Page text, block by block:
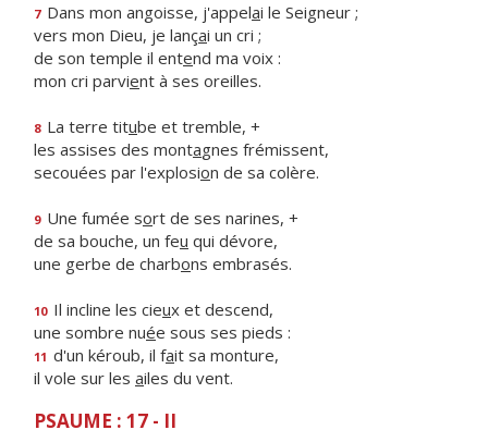
7 Dans mon angoisse, j'appelai le Seigneur ;
vers mon Dieu, je lançai un cri ;
de son temple il entend ma voix :
mon cri parvient à ses oreilles.
8 La terre titube et tremble, +
les assises des montagnes frémissent,
secouées par l'explosion de sa colère.
9 Une fumée sort de ses narines, +
de sa bouche, un feu qui dévore,
une gerbe de charbons embrasés.
10 Il incline les cieux et descend,
une sombre nuée sous ses pieds :
11 d'un kéroub, il fait sa monture,
il vole sur les ailes du vent.
PSAUME : 17 - II